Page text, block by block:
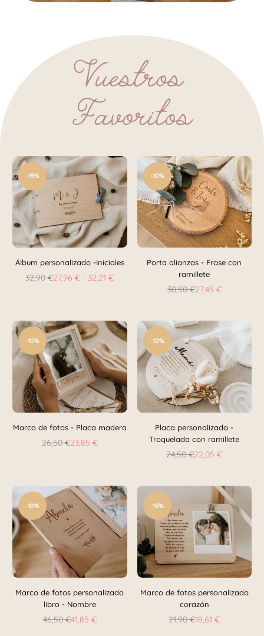
-15%
Álbum personalizado -Iniciales
Precio
32,90 €27,96 € - 32,21 €
-10%
Porta alianzas - Frase con
ramillete
Precio
30,50 €27,45 €
-10%
Marco de fotos - Placa madera
Precio
26,50 €23,85 €
-10%
Placa personalizada -
Troquelada con ramillete
Precio
24,50 €22,05 €
-10%
Marco de fotos personalizado
libro - Nombre
Precio
46,50 €41,85 €
-15%
Marco de fotos personalizado
corazón
Precio
21,90 €18,61 €